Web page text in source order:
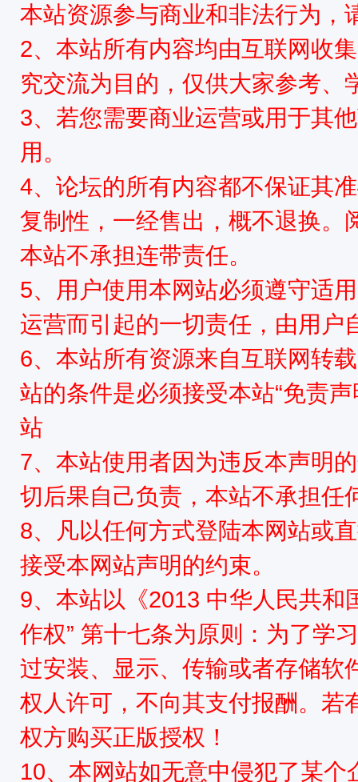
本站资源参与商业和非法行为，
2、本站所有内容均由互联网收
究交流为目的，仅供大家参考、
3、若您需要商业运营或用于其
用。
4、论坛的所有内容都不保证其
复制性，一经售出，概不退换。
本站不承担连带责任。
5、用户使用本网站必须遵守适
运营而引起的一切责任，由用户
6、本站所有资源来自互联网转
站的条件是必须接受本站“免责
站
7、本站使用者因为违反本声明
切后果自己负责，本站不承担任
8、凡以任何方式登陆本网站或
接受本网站声明的约束。
9、本站以《2013 中华人民共和
作权” 第十七条为原则：为了学
过安装、显示、传输或者存储软
权人许可，不向其支付报酬。若
权方购买正版授权！
10、本网站如无意中侵犯了某